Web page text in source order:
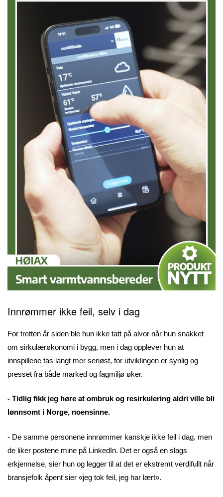
Innrømmer ikke feil, selv i dag
For tretten år siden ble hun ikke tatt på alvor når hun snakket
om sirkulærøkonomi i bygg, men i dag opplever hun at
innspillene tas langt mer seriøst, for utviklingen er synlig og
presset fra både marked og fagmiljø øker.
- Tidlig fikk jeg høre at ombruk og resirkulering aldri ville bli
lønnsomt i Norge, noensinne.
- De samme personene innrømmer kanskje ikke feil i dag, men
de liker postene mine på LinkedIn. Det er også en slags
erkjennelse, sier hun og legger til at det er ekstremt verdifullt når
bransjefolk åpent sier «jeg tok feil, jeg har lært».